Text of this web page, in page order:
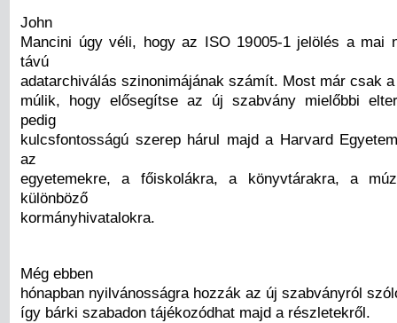
John
Mancini úgy véli, hogy az ISO 19005-1 jelölés a mai
távú
adatarchiválás szinonimájának számít. Most már csak
múlik, hogy elősegítse az új szabvány mielőbbi
pedig
kulcsfontosságú szerep hárul majd a Harvard
az
egyetemekre, a főiskolákra, a könyvtárakra, a
különböző
kormányhivatalokra.
Még ebben
hónapban nyilvánosságra hozzák az új szabványról
így bárki szabadon tájékozódhat majd a részletekről.